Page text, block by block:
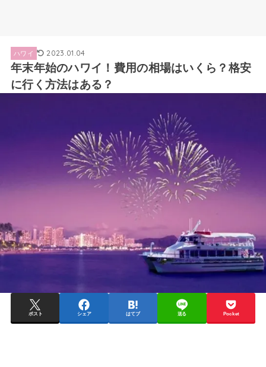
ハワイ 2023.01.04
年末年始のハワイ！費用の相場はいくら？格安
に行く方法はある？
ポスト シェア はてブ 送る Pocket